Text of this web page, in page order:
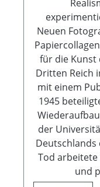
Neuen
für die Kunst
Dritten Reich
mit einem
1945
der
Deutschlands
Tod
und